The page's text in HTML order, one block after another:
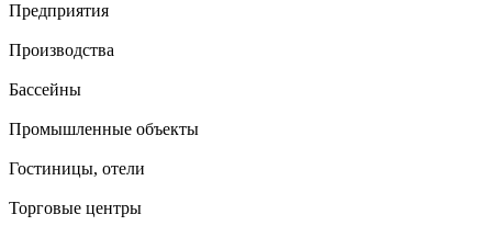
Предприятия
Производства
Бассейны
Промышленные объекты
Гостиницы, отели
Торговые центры